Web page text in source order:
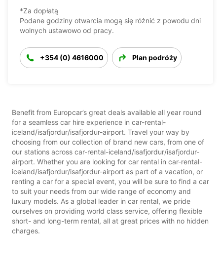
*Za dopłatą
Podane godziny otwarcia mogą się różnić z powodu dni
wolnych ustawowo od pracy.
+354 (0) 4616000 Plan podróży
Benefit from Europcar’s great deals available all year round
for a seamless car hire experience in car-rental-
iceland/isafjordur/isafjordur-airport. Travel your way by
choosing from our collection of brand new cars, from one of
our stations across car-rental-iceland/isafjordur/isafjordur-
airport. Whether you are looking for car rental in car-rental-
iceland/isafjordur/isafjordur-airport as part of a vacation, or
renting a car for a special event, you will be sure to find a car
to suit your needs from our wide range of economy and
luxury models. As a global leader in car rental, we pride
ourselves on providing world class service, offering flexible
short- and long-term rental, all at great prices with no hidden
charges.